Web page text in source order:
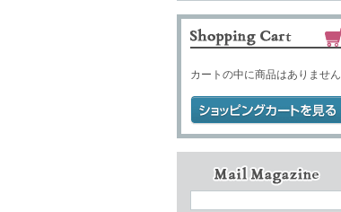
カートの中に商品はありません